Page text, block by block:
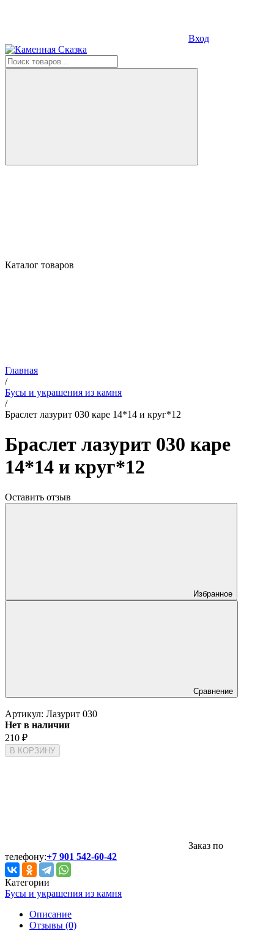
Вход
Каталог товаров
Главная
/
Бусы и украшения из камня
/
Браслет лазурит 030 каре 14*14 и круг*12
Браслет лазурит 030 каре
14*14 и круг*12
Оставить отзыв
Избранное
Сравнение
Артикул: Лазурит 030
Нет в наличии
210 ₽
В КОРЗИНУ
Заказ по
телефону:+7 901 542-60-42
Категории
Бусы и украшения из камня
Описание
Отзывы (0)